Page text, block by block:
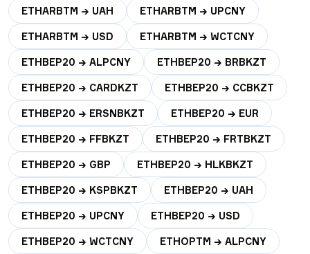
ETHARBTM → UAH ETHARBTM → UPCNY
ETHARBTM → USD ETHARBTM → WCTCNY
ETHBEP20 → ALPCNY ETHBEP20 → BRBKZT
ETHBEP20 → CARDKZT ETHBEP20 → CCBKZT
ETHBEP20 → ERSNBKZT ETHBEP20 → EUR
ETHBEP20 → FFBKZT ETHBEP20 → FRTBKZT
ETHBEP20 → GBP ETHBEP20 → HLKBKZT
ETHBEP20 → KSPBKZT ETHBEP20 → UAH
ETHBEP20 → UPCNY ETHBEP20 → USD
ETHBEP20 → WCTCNY ETHOPTM → ALPCNY